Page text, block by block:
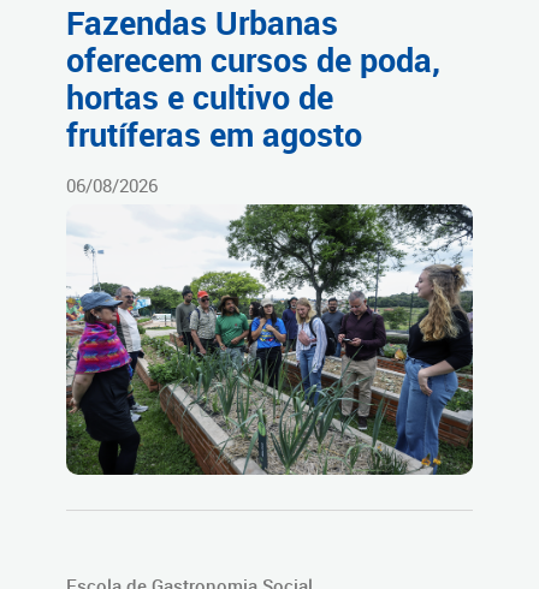
Fazendas Urbanas
oferecem cursos de poda,
hortas e cultivo de
frutíferas em agosto
06/08/2026